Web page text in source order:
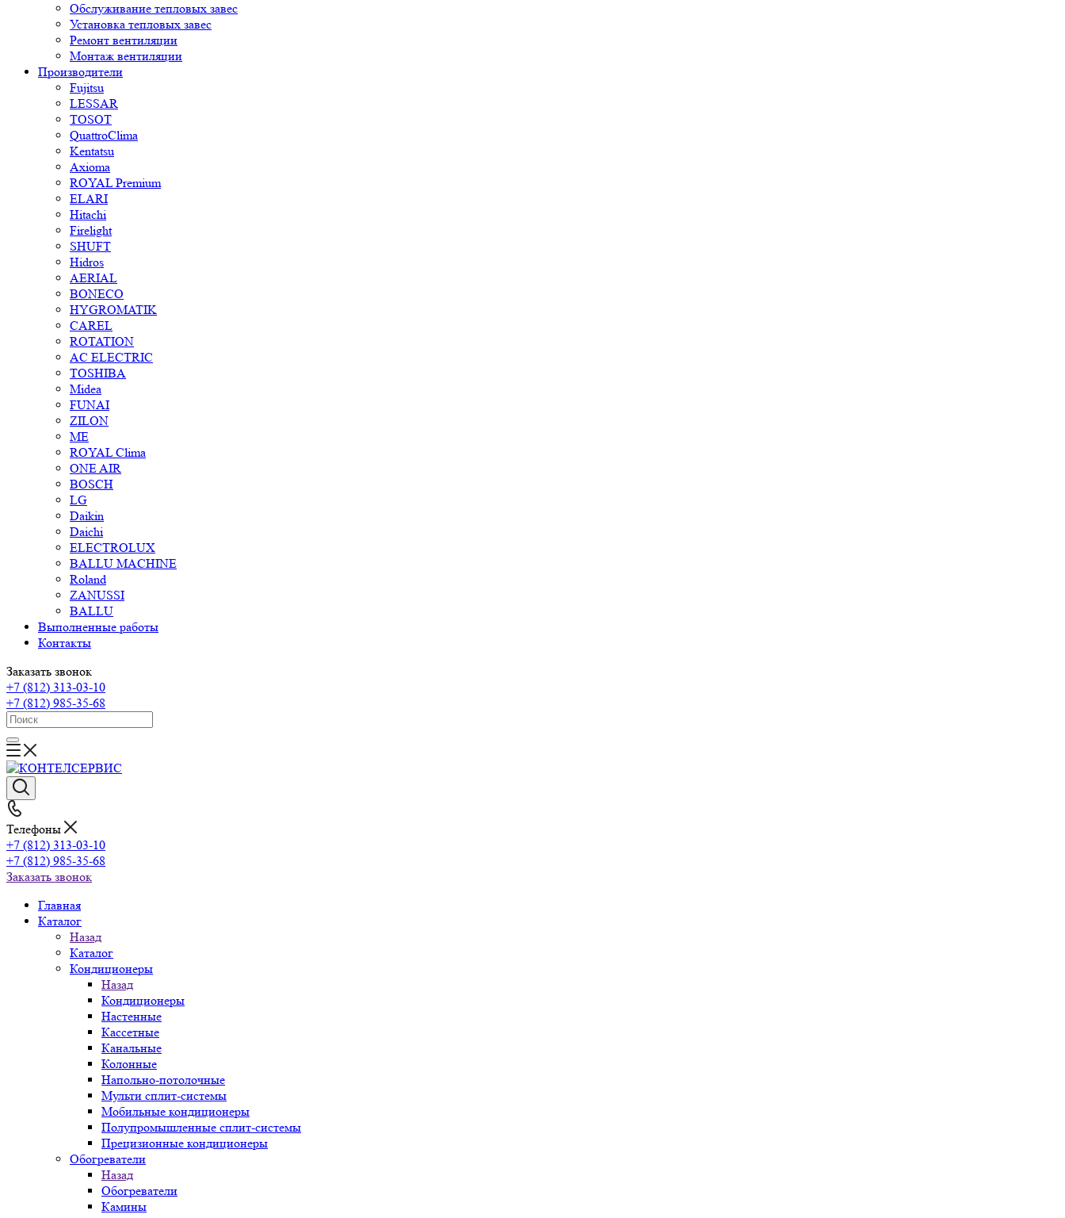
Обслуживание тепловых завес
Установка тепловых завес
Ремонт вентиляции
Монтаж вентиляции
Производители
Fujitsu
LESSAR
TOSOT
QuattroClima
Kentatsu
Axioma
ROYAL Premium
ELARI
Hitachi
Firelight
SHUFT
Hidros
AERIAL
BONECO
HYGROMATIK
CAREL
ROTATION
AC ELECTRIC
TOSHIBA
Midea
FUNAI
ZILON
ME
ROYAL Clima
ONE AIR
BOSCH
LG
Daikin
Daichi
ELECTROLUX
BALLU MACHINE
Roland
ZANUSSI
BALLU
Выполненные работы
Контакты
Заказать звонок
+7 (812) 313-03-10
+7 (812) 985-35-68
Телефоны
+7 (812) 313-03-10
+7 (812) 985-35-68
Заказать звонок
Главная
Каталог
Назад
Каталог
Кондиционеры
Назад
Кондиционеры
Настенные
Кассетные
Канальные
Колонные
Напольно-потолочные
Мульти сплит-системы
Мобильные кондиционеры
Полупромышленные сплит-системы
Прецизионные кондиционеры
Обогреватели
Назад
Обогреватели
Камины